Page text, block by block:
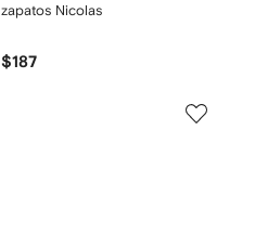
zapatos Nicolas
$187